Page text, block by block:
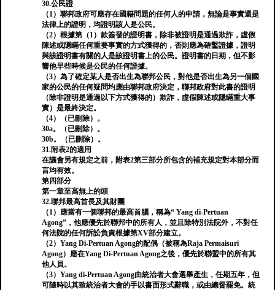
30.公民證
（1）聯邦政府可應存在國籍問題的任何人的申請，無論是事實還是
法律上的證明，均證明該人是公民。
（2）根據第（1）款簽發的證明書，除非被證明是通過欺詐，虛假
陳述或隱瞞任何重要事實的方式獲得的，否則應為確鑿證據，證明
與該證明書有關的人是該證明書上的公民。證明書的日期，但不影
響他早些時候是公民的任何證據。
（3）為了確定某人是否出生為聯邦公民，對他是否出生為另一個國
家的公民的任何疑問均應由聯邦政府決定，聯邦政府對此書的證明
（除非證明是通過以下方式獲得的）欺詐，虛假陳述或隱瞞重大事
實）是最終決定。
（4）（已刪除）。
30a。（已刪除）。
30b。（已刪除）。
31.附表2的適用
在議會另有規定之前，附表2第三部分所包含的補充規定對本部分而
言均有效。
第四部分
第一章至高無上的頭
32.聯邦最高首長及其財團
（1）應當有一個聯邦的最高首腦，稱為“ Yang di-Pertuan
Agong”，他應優先於聯邦中的所有人，並且除特別法院外，不對任
何法院的任何訴訟負責根據第XV部分建立。
（2）Yang Di-Pertuan Agong的配偶（被稱為Raja Permaisuri
Agong）應在Yang Di-Pertuan Agong之後，優先於聯盟中的所有其
他人員。
（3）Yang di-Pertuan Agong由統治者大會選舉產生，任期五年，但
可隨時以其致統治者大會的手以書面形式辭職，或由總督罷免。統